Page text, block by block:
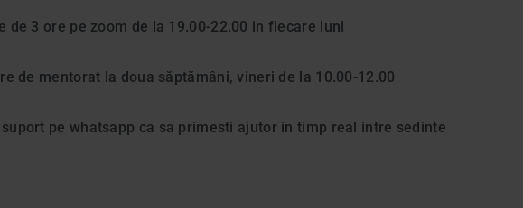
de 3 ore pe zoom de la 19.00-22.00 in fiecare luni
de mentorat la doua săptămâni, vineri de la 10.00-12.00
suport pe whatsapp ca sa primesti ajutor in timp real intre sedinte